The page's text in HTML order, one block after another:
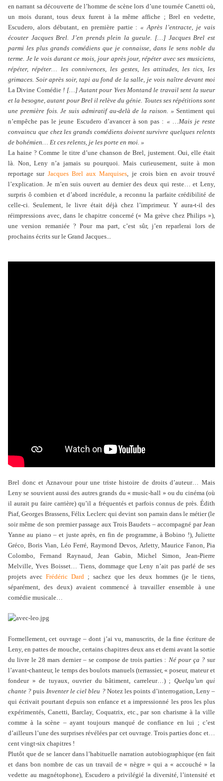
en narrant sa découverte de l’homme de scène lors d’une tournée Canetti où,
un mois durant, tous deux furent à la même affiche ; Brel en vedette,
Escudero, alors débutant, en première partie :« Après l’entracte, je vais
écouter Jacques Brel. J’en prends plein la gueule. […] Jacques Brel est
parmi les plus grands comédiens que je connaisse, dans le sens noble du
terme. Je le vois durant ce mois, jour après jour, répéter avec ses musiciens,
répéter, répéter… les connivences, les gestes, les attitudes, les tics, les
grimaces. Soir après soir, tapi au fond de la salle, je vois naître devant moi
La Divine Comédie ! […] Autant pour Yves Montand le travail sent la sueur
et la besogne, autant pour Brel il relève du génie. Toutes ses répétitions sont
une première fois. Je suis admiratif au-delà de la raison. » Sentiment qui
n’empêche pas le jeune Escudero d’avancer à son pas : « …Mais je reste
convaincu que chez les grands comédiens doivent survivre quelques relents
de bohémien… Et ces relents, je les porte en moi. »
La haine ? Comme le titre d’une chanson de Brel, justement. Oui, elle était
là. Non, Leny n’a jamais su pourquoi. Mais curieusement, suite à mon
reportage sur Jacques Brel aux Marquises, je crois bien en avoir trouvé
l’explication. Je m’en suis ouvert au dernier des deux qui reste… et Leny,
surpris ô combien et d’abord incrédule, a reconnu la parfaite crédibilité de
celle-ci. Seulement, le livre était déjà chez l’imprimeur. Y aura-t-il des
réimpressions avec, dans le chapitre concerné (« Ma grève chez Philips »),
une version remaniée ? Pour ma part, c’est sûr, j’en reparlerai lors de
prochains écrits sur le Grand Jacques...
Brel donc et Aznavour pour une triste histoire de droits d’auteur… Mais
Leny se souvient aussi des autres grands du « music-hall » ou du cinéma (où
il aurait pu faire carrière) qu’il a fréquentés et parfois connus de près. Édith
Piaf, Georges Brassens, Félix Leclerc qui devint son parrain dans le métier (le
soir même de son premier passage aux Trois Baudets – accompagné par Jean
Yanne au piano – et juste après, en fin de programme, à Bobino !), Juliette
Gréco, Boris Vian, Léo Ferré, Raymond Devos, Arletty, Maurice Fanon, Pia
Colombo, Fernand Raynaud, Jean Gabin, Michel Simon, Jean-Pierre
Melville, Yves Boisset… Tiens, dommage que Leny n’ait pas parlé de ses
projets avec Frédéric Dard ; sachez que les deux hommes (je le tiens,
séparément, des deux) avaient commencé à travailler ensemble à une
comédie musicale…
Formellement, cet ouvrage – dont j’ai vu, manuscrits, de la fine écriture de
Leny, en pattes de mouche, certains chapitres deux ans et demi avant la sortie
du livre le 28 mars dernier – se compose de trois parties : Né pour ça ?sur
l’avant-chanteur, le temps des boulots manuels (terrassier, « poseur, mateur et
fondeur » de tuyaux, ouvrier du bâtiment, carreleur…) ; Quelqu’un qui
chante ? puis Inventer le ciel bleu ?Notez les points d’interrogation, Leny –
qui écrivait pourtant depuis son enfance et a impressionné les pros les plus
expérimentés, Canetti, Barclay, Coquatrix, etc., par son charisme à la ville
comme à la scène – ayant toujours manqué de confiance en lui ; c’est
d’ailleurs l’une des surprises révélées par cet ouvrage. Trois parties donc et…
cent vingt-six chapitres !
Plutôt que de se lancer dans l’habituelle narration autobiographique (en fait
et dans bon nombre de cas un travail de « nègre » qui a « accouché » la
vedette au magnétophone), Escudero a privilégié la diversité, l’intensité et